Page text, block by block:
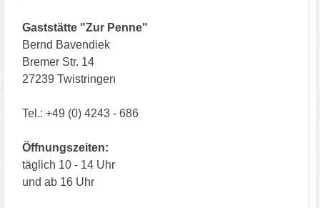
Gaststätte "Zur Penne"
Bernd Bavendiek
Bremer Str. 14
27239 Twistringen
Tel.: +49 (0) 4243 - 686
Öffnungszeiten:
täglich 10 - 14 Uhr
und ab 16 Uhr